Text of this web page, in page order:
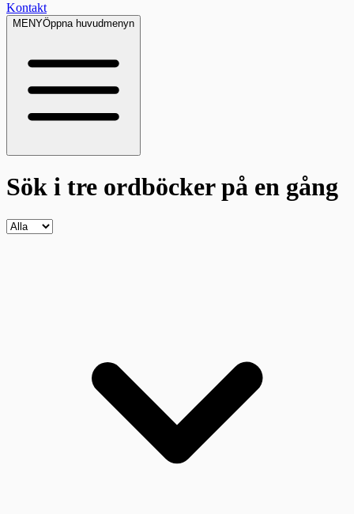
Kontakt
MENYÖppna huvudmenyn
Sök i tre ordböckerpå en gång